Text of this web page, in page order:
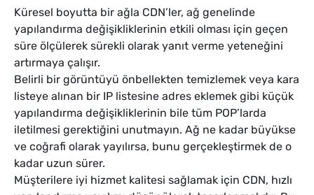
Küresel boyutta bir ağla CDN’ler, ağ genelinde
yapılandırma değişikliklerinin etkili olması için geçen
süre ölçülerek sürekli olarak yanıt verme yeteneğini
artırmaya çalışır.
Belirli bir görüntüyü önbellekten temizlemek veya kara
listeye alınan bir IP listesine adres eklemek gibi küçük
yapılandırma değişikliklerinin bile tüm POP’larda
iletilmesi gerektiğini unutmayın. Ağ ne kadar büyükse
ve coğrafi olarak yayılırsa, bunu gerçekleştirmek de o
kadar uzun sürer.
Müşterilere iyi hizmet kalitesi sağlamak için CDN, hızlı